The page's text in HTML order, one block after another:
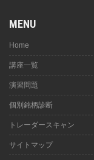
MENU
Home
講座一覧
演習問題
個別銘柄診断
トレーダースキャン
サイトマップ